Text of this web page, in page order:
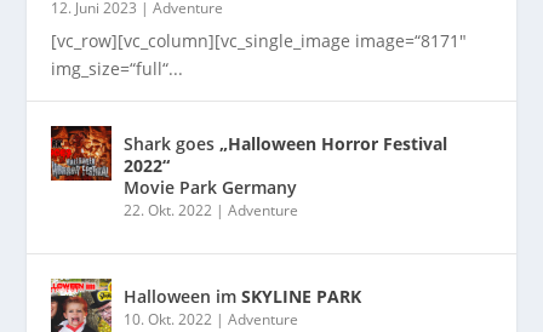
12. Juni 2023 |Adventure
[vc_row][vc_column][vc_single_image image=“8171″
img_size=“full“...
Shark goes„Halloween Horror Festival
2022“
Movie Park Germany
22. Okt. 2022 |Adventure
Halloween imSKYLINE PARK
10. Okt. 2022 |Adventure